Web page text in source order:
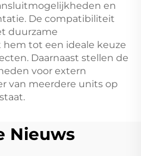
en
De compatibiliteit
duurzame
tot een ideale keuze
Daarnaast stellen de
voor extern
van meerdere units op
Nieuws